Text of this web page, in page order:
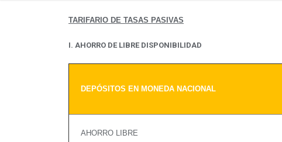
TARIFARIO DE TASAS PASIVAS
I. AHORRO DE LIBRE DISPONIBILIDAD
DEPÓSITOS EN MONEDA NACIONAL
AHORRO LIBRE